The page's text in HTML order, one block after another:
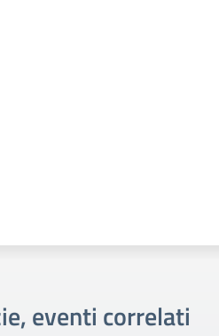
eventi correlati